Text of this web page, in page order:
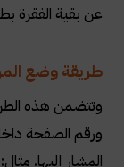
عن بقية الفقرة
طريقة وضع
وتتضمن هذه
ورقم الصفحة